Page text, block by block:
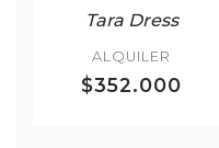
Tara Dress
ALQUILER
$352.000